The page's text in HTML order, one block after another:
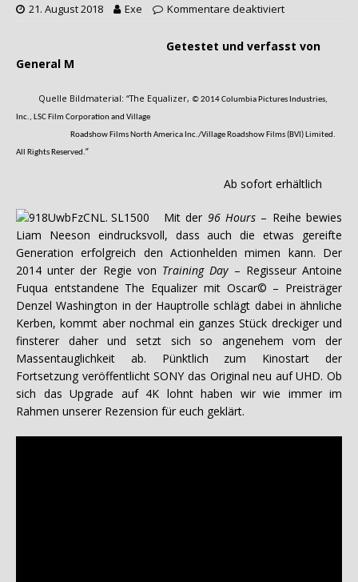
21. August 2018 Exe Kommentare deaktiviert
Getestet und verfasst von
General M
Quelle Bildmaterial: “The Equalizer, © 2014 Columbia Pictures Industries,
Inc., LSC Film Corporation and Village
Roadshow Films North America Inc./Village Roadshow Films (BVI) Limited.
All Rights Reserved.”
Ab sofort erhältlich
Mit der 96 Hours – Reihe bewies
Liam Neeson eindrucksvoll, dass auch die etwas gereifte
Generation erfolgreich den Actionhelden mimen kann. Der
2014 unter der Regie von Training Day– Regisseur Antoine
Fuqua entstandene The Equalizer mit Oscar© – Preisträger
Denzel Washington in der Hauptrolle schlägt dabei in ähnliche
Kerben, kommt aber nochmal ein ganzes Stück dreckiger und
finsterer daher und setzt sich so angenehem vom der
Massentauglichkeit ab. Pünktlich zum Kinostart der
Fortsetzung veröffentlicht SONY das Original neu auf UHD. Ob
sich das Upgrade auf 4K lohnt haben wir wie immer im
Rahmen unserer Rezension für euch geklärt.